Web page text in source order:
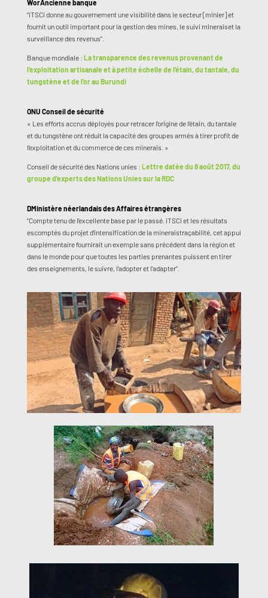
WorAncienne banque
“iTSCi donne au gouvernement une visibilité dans le secteur [minier] et
fournit un outil important pour la gestion des mines, le suivi mineraiset la
surveillance des revenus".
Banque mondiale : La transparence des revenus provenant de
l'exploitation artisanale et à petite échelle de l'étain, du tantale, du
tungstène et de l'or au Burundi
ONU Conseil de sécurité
« Les efforts accrus déployés pour retracer l'origine de l'étain, du tantale
et du tungstène ont réduit la capacité des groupes armés à tirer profit de
l'exploitation et du commerce de ces minerais. »
Conseil de sécurité des Nations unies : Lettre datée du 8 août 2017, du
groupe d'experts des Nations Unies sur la RDC
DMinistère néerlandais des Affaires étrangères
"Compte tenu de l'excellente base par le passé. iTSCi et les résultats
escomptés du projet d'intensification de la mineraistraçabilité, cet appui
supplémentaire fournirait un exemple sans précédent dans la région et
dans le monde pour que toutes les parties prenantes puissent en tirer
des enseignements, le suivre, l'adopter et l'adapter".